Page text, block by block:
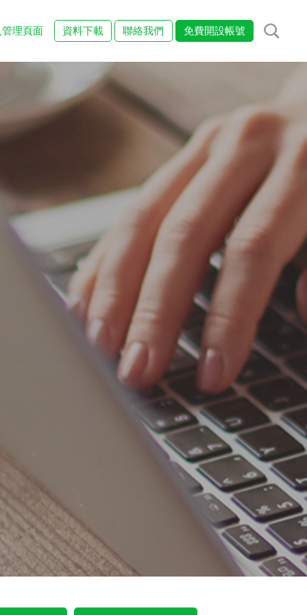
理頁面 資料下載 聯絡我們 免費開設帳號